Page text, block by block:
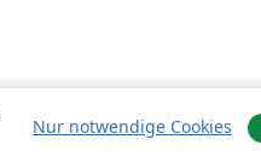
Nur notwendige Cookies